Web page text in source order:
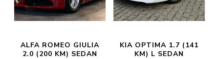
ALFA ROMEO GIULIA
2.0 (200 KM) SEDAN
KIA OPTIMA 1.7 (141
KM) L SEDAN